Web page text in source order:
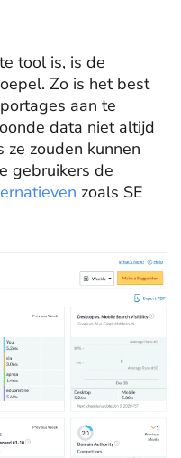
tool is, is de
Zo is het best
aan te
data niet altijd
ze zouden kunnen
gebruikers de
zoals SE